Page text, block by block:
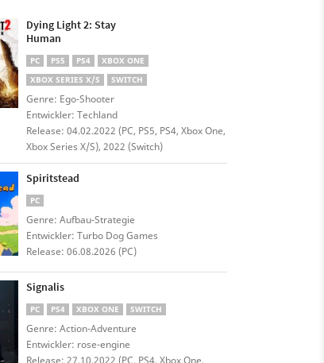
Dying Light 2: Stay
Human
PC PS5 PS4
XBOX ONE
XBOX SERIES X/S
SWITCH
Genre: Ego-Shooter
Entwickler: Techland
Release: 04.02.2022 (PC, PS5, PS4, Xbox One,
Xbox Series X/S), 2022 (Switch)
Spiritstead
PC
Genre: Aufbau-Strategie
Entwickler: Turbo Dog Games
Release: 06.08.2026 (PC)
Signalis
PC PS4 XBOX ONE SWITCH
Genre: Action-Adventure
Entwickler: rose-engine
Release: 27.10.2022 (PC, PS4, Xbox One,